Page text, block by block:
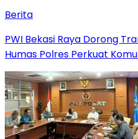
Berita
PWI Bekasi Raya Dorong
Humas Polres Perkuat